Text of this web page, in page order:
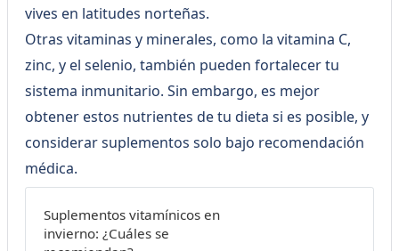
vives en latitudes norteñas.
Otras vitaminas y minerales, como la vitamina C,
zinc, y el selenio, también pueden fortalecer tu
sistema inmunitario. Sin embargo, es mejor
obtener estos nutrientes de tu dieta si es posible, y
considerar suplementos solo bajo recomendación
médica.
Suplementos vitamínicos en
invierno: ¿Cuáles se